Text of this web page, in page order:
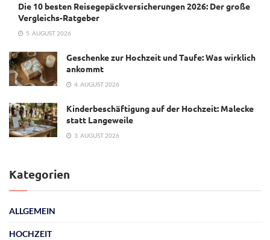
Die 10 besten Reisegepäckversicherungen 2026: Der große
Vergleichs-Ratgeber
5. AUGUST 2026
Geschenke zur Hochzeit und Taufe: Was wirklich
ankommt
4. AUGUST 2026
Kinderbeschäftigung auf der Hochzeit: Malecke
statt Langeweile
3. AUGUST 2026
Kategorien
ALLGEMEIN
HOCHZEIT